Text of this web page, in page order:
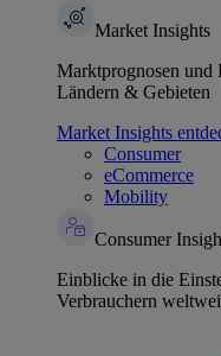
Market Insights
Marktprognosen und
Ländern & Gebieten
Market Insights
Consumer
eCommerce
Mobility
Consumer
Einblicke in die
Verbrauchern